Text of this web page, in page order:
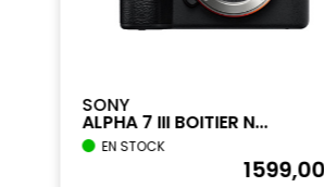
SONY
ALPHA 7 III BOITIER N...
EN STOCK
1599,00